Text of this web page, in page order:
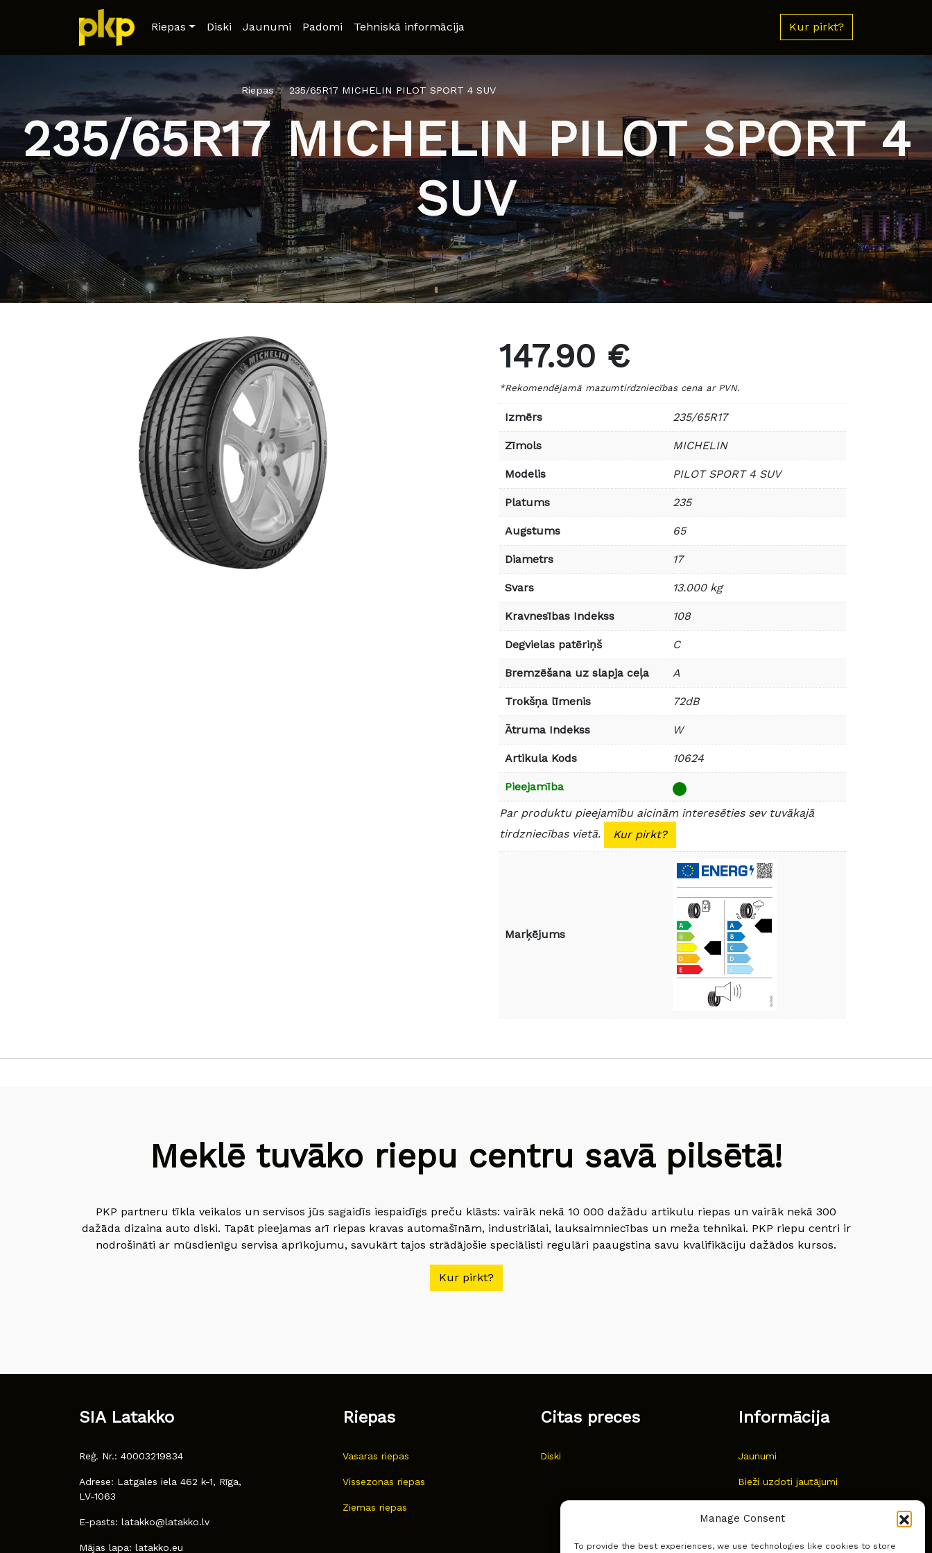
Manage Consent
To provide the best experiences, we use technologies like cookies to store
Riepas Diski Jaunumi Padomi Tehniskā informācija Kur pirkt?
Riepas 235/65R17 MICHELIN PILOT SPORT 4 SUV
235/65R17 MICHELIN PILOT SPORT 4
SUV
147.90 €
*Rekomendējamā mazumtirdzniecības cena ar PVN.
Izmērs 235/65R17
Zīmols MICHELIN
Modelis PILOT SPORT 4 SUV
Platums 235
Augstums 65
Diametrs 17
Svars 13.000 kg
Kravnesības Indekss 108
Degvielas patēriņš C
Bremzēšana uz slapja ceļa A
Trokšņa līmenis 72dB
Ātruma Indekss W
Artikula Kods 10624
Pieejamība
Par produktu pieejamību aicinām interesēties sev tuvākajā
tirdzniecības vietā.
Kur pirkt?
Marķējums
Meklē tuvāko riepu centru savā pilsētā!
PKP partneru tīkla veikalos un servisos jūs sagaidīs iespaidīgs preču klāsts: vairāk nekā 10 000 dažādu artikulu riepas un vairāk nekā 300
dažāda dizaina auto diski. Tapāt pieejamas arī riepas kravas automašīnām, industriālai, lauksaimniecības un meža tehnikai. PKP riepu centri ir
nodrošināti ar mūsdienīgu servisa aprīkojumu, savukārt tajos strādājošie speciālisti regulāri paaugstina savu kvalifikāciju dažādos kursos.
Kur pirkt?
SIA Latakko
Reģ. Nr.: 40003219834
Adrese: Latgales iela 462 k-1, Rīga,
LV-1063
E-pasts: latakko@latakko.lv
Mājas lapa: latakko.eu
Riepas
Vasaras riepas
Vissezonas riepas
Ziemas riepas
Citas preces
Diski
Informācija
Jaunumi
Bieži uzdoti jautājumi